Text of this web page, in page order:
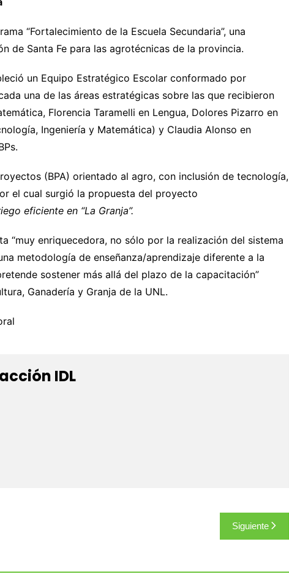
“Fortalecimiento de la Escuela Secundaria”, una
de Santa Fe para las agrotécnicas de la provincia.
un Equipo Estratégico Escolar conformado por
una de las áreas estratégicas sobre las que recibieron
Florencia Taramelli en Lengua, Dolores Pizarro en
Ingeniería y Matemática) y Claudia Alonso en
(BPA) orientado al agro, con inclusión de tecnología,
el cual surgió la propuesta del proyecto
eficiente en “La Granja”.
“muy enriquecedora, no sólo por la realización del sistema
metodología de enseñanza/aprendizaje diferente a la
sostener más allá del plazo de la capacitación”
Ganadería y Granja de la UNL.
IDL
Siguiente